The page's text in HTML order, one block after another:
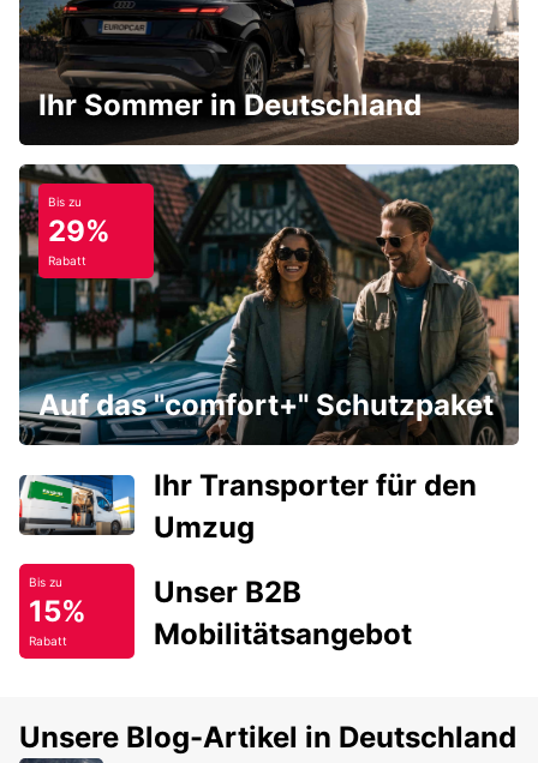
Ihr Sommer in Deutschland
Bis zu
29%
Rabatt
Auf das "comfort+" Schutzpaket
Ihr Transporter für den
Umzug
Bis zu
15%
Rabatt
Unser B2B
Mobilitätsangebot
Unsere Blog-Artikel in Deutschland